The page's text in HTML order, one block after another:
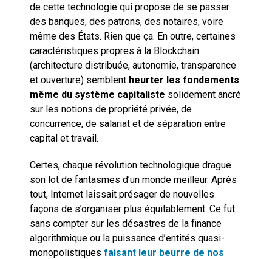
de cette technologie qui propose de se passer
des banques, des patrons, des notaires, voire
même des États. Rien que ça. En outre, certaines
caractéristiques propres à la Blockchain
(architecture distribuée, autonomie, transparence
et ouverture) semblent heurter les fondements
même du système capitaliste solidement ancré
sur les notions de propriété privée, de
concurrence, de salariat et de séparation entre
capital et travail.
Certes, chaque révolution technologique drague
son lot de fantasmes d’un monde meilleur. Après
tout, Internet laissait présager de nouvelles
façons de s’organiser plus équitablement. Ce fut
sans compter sur les désastres de la finance
algorithmique ou la puissance d’entités quasi-
monopolistiques faisant leur beurre de nos